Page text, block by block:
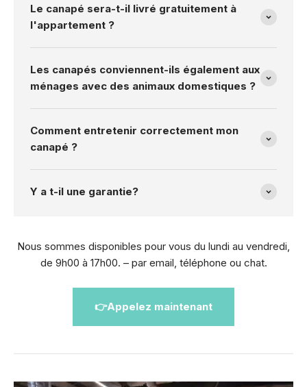
Le canapé sera-t-il livré gratuitement à
l'appartement ?
Les canapés conviennent-ils également aux
ménages avec des animaux domestiques ?
Comment entretenir correctement mon
canapé ?
Y a t-il une garantie?
Nous sommes disponibles pour vous du lundi au vendredi,
de 9h00 à 17h00. – par email, téléphone ou chat.
👉Appelez maintenant